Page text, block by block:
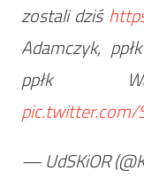
zostali dziś
Adamczyk,
ppłk
pic.twitter.com/
— UdSKiOR